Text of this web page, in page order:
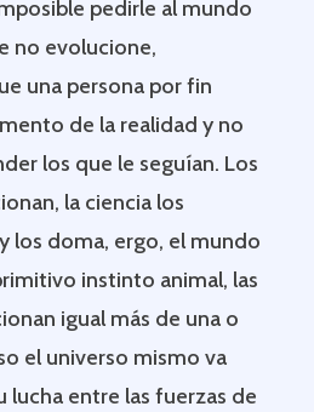
pedirle al mundo
no evolucione,
una persona por fin
de la realidad y no
los que le seguían. Los
la ciencia los
los doma, ergo, el mundo
instinto animal, las
igual más de una o
el universo mismo va
lucha entre las fuerzas de